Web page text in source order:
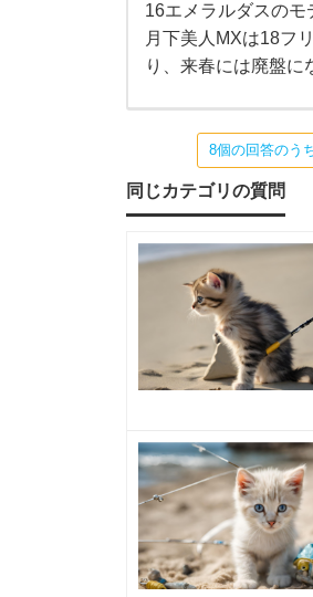
i
r
3
m
イ
タ
ー
ラ
リ
ス
は
1
8
リ
の
劣
化
版
で
ル
ド
ね
じ
込
み
式
ハ
16エメラルダスの
月下美人MXは18フ
り、来春には廃盤に
8個の回答のう
同じカテゴリの質問